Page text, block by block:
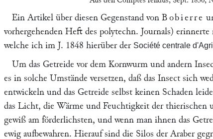
Ein Artikel über diesen Gegenstand von Bobierre
vorhergehenden Heft des polytechn. Journals)
welche ich im J. 1848 hierüber der Société centrale
Um das Getreide vor dem Kornwurm und andern
es in solche Umstände versetzen, daß das Insect sich
entwickeln und das Getreide selbst keinen Schaden
das Licht, die Wärme und Feuchtigkeit der thierischen
gewiß am förderlichsten, und wenn man ihnen das
ewig aufbewahren. Hierauf sind die Silos der Araber